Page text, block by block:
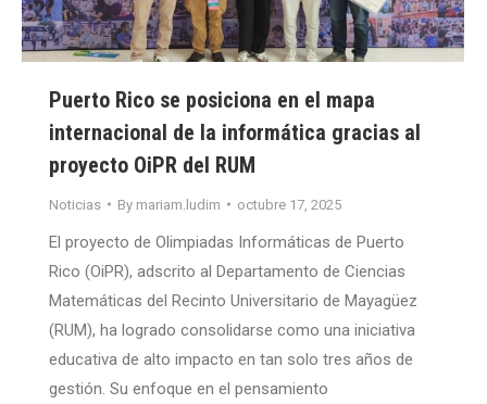
Puerto Rico se posiciona en el mapa
internacional de la informática gracias al
proyecto OiPR del RUM
Noticias By mariam.ludim octubre 17, 2025
El proyecto de Olimpiadas Informáticas de Puerto
Rico (OiPR), adscrito al Departamento de Ciencias
Matemáticas del Recinto Universitario de Mayagüez
(RUM), ha logrado consolidarse como una iniciativa
educativa de alto impacto en tan solo tres años de
gestión. Su enfoque en el pensamiento